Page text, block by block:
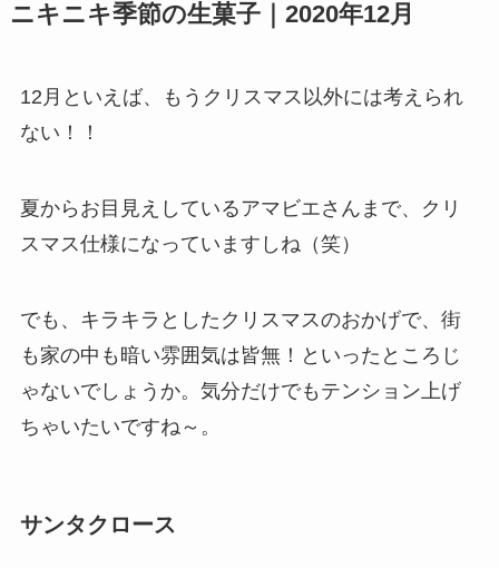
ニキニキ季節の生菓子｜2020年12月
12月といえば、もうクリスマス以外には考えられ
ない！！
夏からお目見えしているアマビエさんまで、クリ
スマス仕様になっていますしね（笑）
でも、キラキラとしたクリスマスのおかげで、街
も家の中も暗い雰囲気は皆無！といったところじ
ゃないでしょうか。気分だけでもテンション上げ
ちゃいたいですね～。
サンタクロース